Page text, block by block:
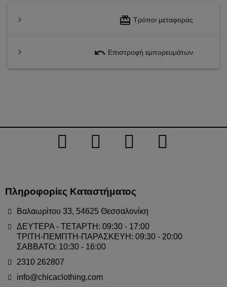
redeem Τρόποι μεταφοράς
undo Επιστροφή εμπορευμάτων
Πληροφορίες Καταστήματος
Βαλαωρίτου 33, 54625 Θεσσαλονίκη
ΔΕΥΤΕΡΑ - ΤΕΤΑΡΤΗ: 09:30 - 17:00
ΤΡΙΤΗ-ΠΕΜΠΤΗ-ΠΑΡΑΣΚΕΥΗ: 09:30 - 20:00
ΣΑΒΒΑΤΟ: 10:30 - 16:00
2310 262807
info@chicaclothing.com